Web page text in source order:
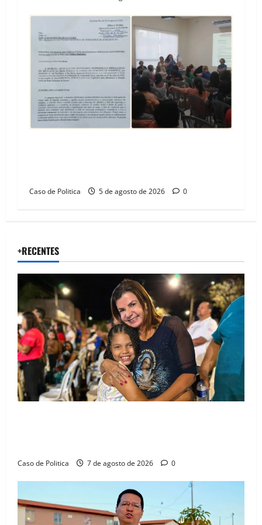
Caso de Politica 5 de agosto de 2026 0
+RECENTES
Caso de Politica 7 de agosto de 2026 0